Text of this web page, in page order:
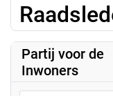
Partij voor de
Inwoners